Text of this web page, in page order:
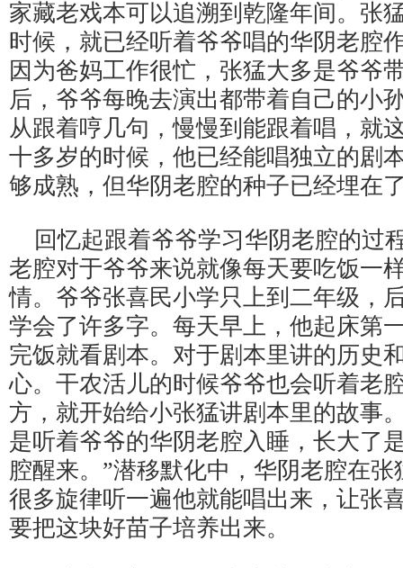
家藏老戏本可以追溯到乾隆年间。张
时候，就已经听着爷爷唱的华阴老腔
因为爸妈工作很忙，张猛大多是爷爷
后，爷爷每晚去演出都带着自己的小
从跟着哼几句，慢慢到能跟着唱，就
十多岁的时候，他已经能唱独立的剧
够成熟，但华阴老腔的种子已经埋在
回忆起跟着爷爷学习华阴老腔的过
老腔对于爷爷来说就像每天要吃饭一
情。爷爷张喜民小学只上到二年级，
学会了许多字。每天早上，他起床第
完饭就看剧本。对于剧本里讲的历史
心。干农活儿的时候爷爷也会听着老
方，就开始给小张猛讲剧本里的故事
是听着爷爷的华阴老腔入睡，长大了
腔醒来。”潜移默化中，华阴老腔在
很多旋律听一遍他就能唱出来，让张
要把这块好苗子培养出来。